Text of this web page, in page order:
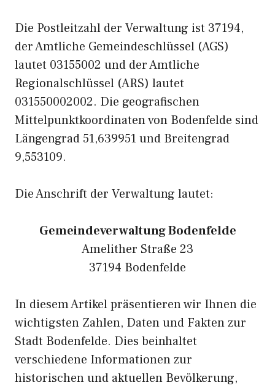
Die Postleitzahl der Verwaltung ist 37194,
der Amtliche Gemeindeschlüssel (AGS)
lautet 03155002 und der Amtliche
Regionalschlüssel (ARS) lautet
031550002002. Die geografischen
Mittelpunktkoordinaten von Bodenfelde sind
Längengrad 51,639951 und Breitengrad
9,553109.
Die Anschrift der Verwaltung lautet:
Gemeindeverwaltung Bodenfelde
Amelither Straße 23
37194 Bodenfelde
In diesem Artikel präsentieren wir Ihnen die
wichtigsten Zahlen, Daten und Fakten zur
Stadt Bodenfelde. Dies beinhaltet
verschiedene Informationen zur
historischen und aktuellen Bevölkerung,